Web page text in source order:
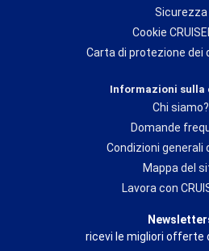
Sicurezza
Cookie
Carta di protezione dei
Informazioni sulla
Chi siamo?
Domande
Condizioni generali
Mappa del
Lavora con
ricevi le migliori offerte